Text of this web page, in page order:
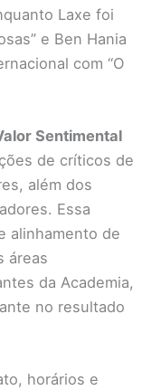
Laxe foi
e Ben Hania
com “O
Sentimental
de críticos de
além dos
Essa
alinhamento de
áreas
da Academia,
no resultado
horários e